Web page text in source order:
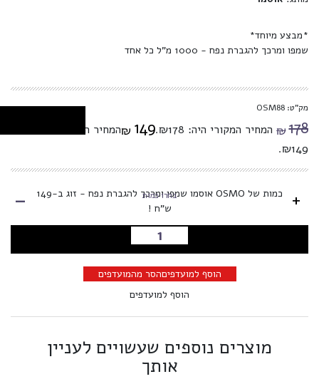
*מבצע מיוחד*
שמפו ומרכך להגברת נפח - 1000 מ"ל כל אחד
מק"ט: OSM88
₪178 המחיר המקורי היה: ₪178. ₪ 149
המחיר הנוכחי הוא:
₪149.
+
כמות של OSMO אוסמו שמפו ומרכך להגברת נפח - זוג ב-149
ש"ח !
בחרו כמות -
הוספה לסל
הוסף למועדפיםהסר מהמועדפים
הוסף למועדפים
מוצרים נוספים שעשויים לעניין
אותך